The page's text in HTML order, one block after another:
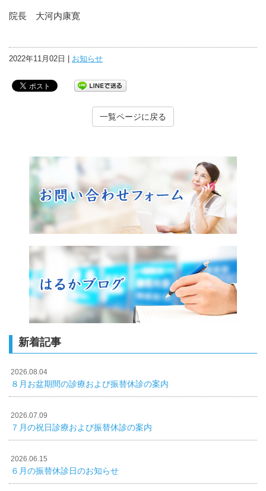
院長 大河内康寛
2022年11月02日 | お知らせ
一覧ページに戻る
新着記事
2026.08.04
８月お盆期間の診療および振替休診の案内
2026.07.09
７月の祝日診療および振替休診の案内
2026.06.15
６月の振替休診日のお知らせ